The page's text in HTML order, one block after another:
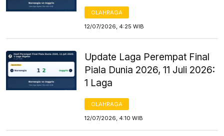
OLAHRAGA
12/07/2026, 4:25 WIB
Update Laga Perempat Final
Piala Dunia 2026, 11 Juli 2026:
1 Laga
OLAHRAGA
12/07/2026, 4:10 WIB